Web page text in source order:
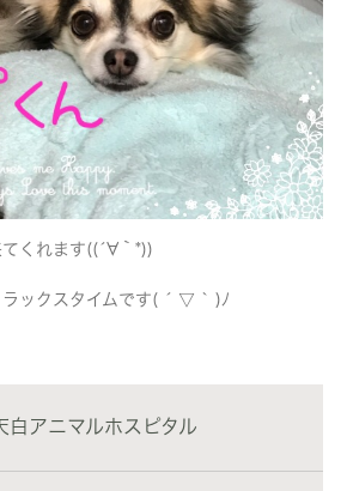
くれます((´∀｀*))
ラックスタイムです( ´ ▽ ` )ﾉ
白アニマルホスピタル